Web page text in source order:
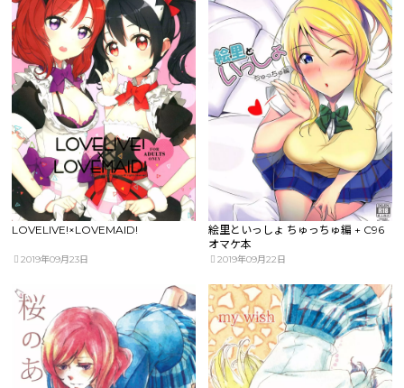
LOVELIVE!×LOVEMAID!
2019年09月23日
絵里といっしょ ちゅっちゅ編 + C96
オマケ本
2019年09月22日